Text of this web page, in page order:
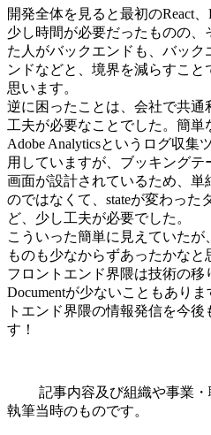
開発全体を見ると最初のReact
少し時間が必要だったものの
た人がバックエンドも、バッ
ンドなどと、境界を減らすこと
思います。
逆に困ったことは、会社で共通
工夫が必要なことでした。簡
Adobe Analyticsというログ収集
用していますが、ブッキングテ
画面が設計されているため、単
のではなくて、stateが変わった
ど、少し工夫が必要でした。
こういった簡単に見えていた
ものも少なからずあったかなと
フロントエンド界隈は技術の移
Documentが少ないこともあり
トエンド界隈の情報発信を今
す！
記事内容及び組織や事業
執筆当時のものです。